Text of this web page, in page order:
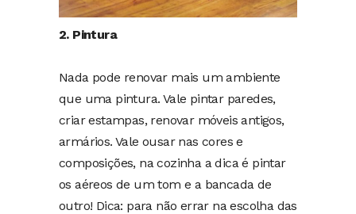
2. Pintura
Nada pode renovar mais um ambiente
que uma pintura. Vale pintar paredes,
criar estampas, renovar móveis antigos,
armários. Vale ousar nas cores e
composições, na cozinha a dica é pintar
os aéreos de um tom e a bancada de
outro! Dica: para não errar na escolha das